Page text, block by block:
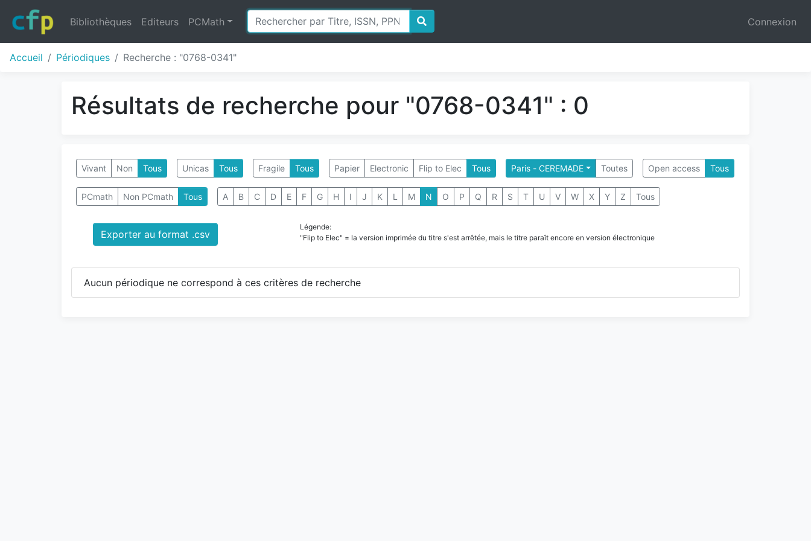
Bibliothèques Editeurs PCMath Connexion
Accueil Périodiques Recherche : "0768-0341"
Résultats de recherche pour "0768-0341" : 0
Vivant Non Tous Unicas Tous Fragile Tous Papier Electronic Flip to Elec Tous Paris - CEREMADE Toutes Open access Tous
PCmath Non PCmath Tous A B C D E F G H I J K L M N O P Q R S T U V W X Y Z Tous
Exporter au format .csv
Légende:
"Flip to Elec" = la version imprimée du titre s'est arrêtée, mais le titre paraît encore en version électronique
Aucun périodique ne correspond à ces critères de recherche